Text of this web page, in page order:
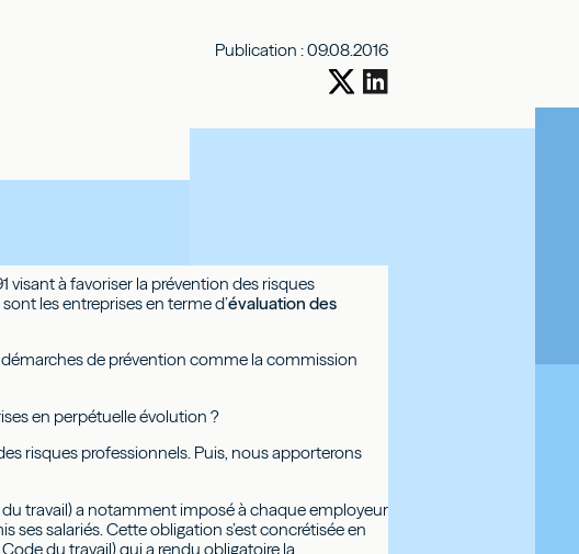
Publication :09.08.2016
visant à favoriser la prévention des risques
les entreprises en terme d’évaluation des
démarches de prévention comme la commission
en perpétuelle évolution ?
risques professionnels. Puis, nous apporterons
du travail) a notamment imposé à chaque employeur
salariés. Cette obligation s’est concrétisée en
du travail) qui a rendu obligatoire la